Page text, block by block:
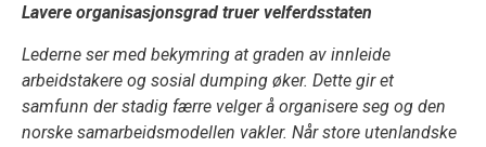
Lavere organisasjonsgrad truer velferdsstaten
Lederne ser med bekymring at graden av innleide
arbeidstakere og sosial dumping øker. Dette gir et
samfunn der stadig færre velger å organisere seg og den
norske samarbeidsmodellen vakler. Når store utenlandske